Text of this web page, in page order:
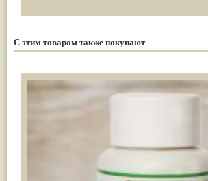
С этим товаром также покупают